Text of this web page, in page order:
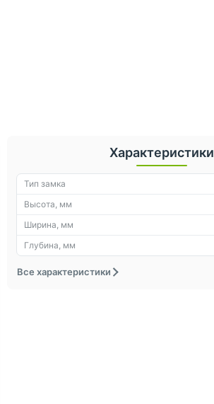
Характеристики
Тип замка
Высота, мм
Ширина, мм
Глубина, мм
Все характеристики